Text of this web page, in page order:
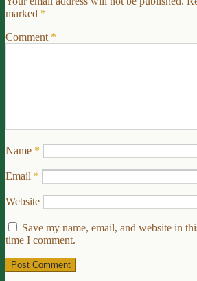
marked *
Comment *
Name *
Email *
Website
Save my name, email, and website in
time I comment.